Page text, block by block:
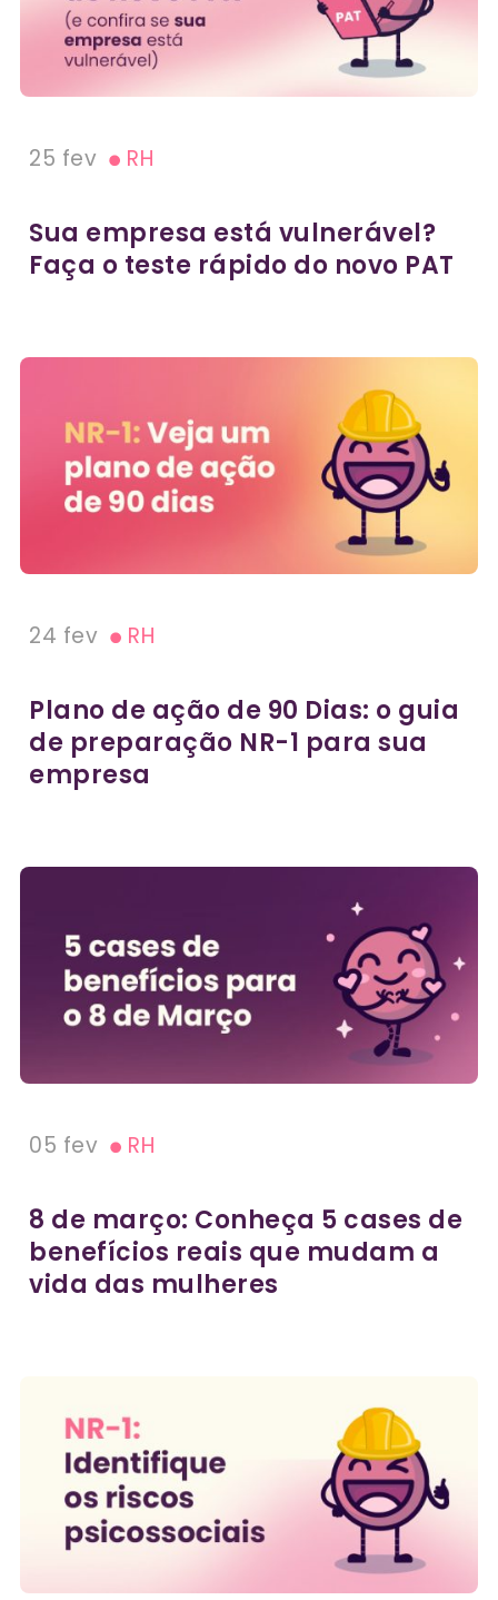
Sua empresa está vulnerável?
Faça o teste rápido do novo PAT
25 fev RH
Plano de ação de 90 Dias: o guia
de preparação NR-1 para sua
empresa
24 fev RH
8 de março: Conheça 5 cases de
benefícios reais que mudam a
vida das mulheres
05 fev RH